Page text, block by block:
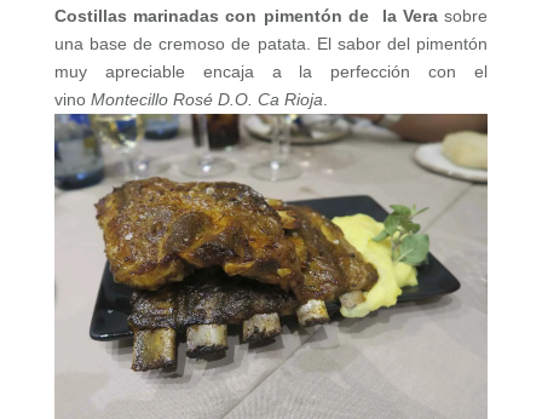
Costillas marinadas con pimentón de la Verasobre
una base de cremoso de patata. El sabor del pimentón
muy apreciable encaja a la perfección con el
vino Montecillo Rosé D.O. Ca Rioja.